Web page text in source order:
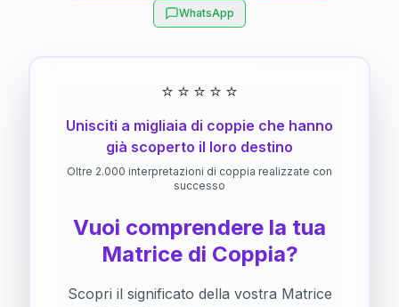
WhatsApp
⭐ ⭐ ⭐ ⭐ ⭐
Unisciti a migliaia di coppie che hanno
già scoperto il loro destino
Oltre 2.000 interpretazioni di coppia realizzate con
successo
Vuoi comprendere la tua
Matrice di Coppia?
Scopri il significato della vostra Matrice